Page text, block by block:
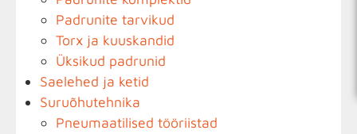
Padrunite tarvikud
Torx ja kuuskandid
Üksikud padrunid
Saelehed ja ketid
Suruõhutehnika
Pneumaatilised tööriistad